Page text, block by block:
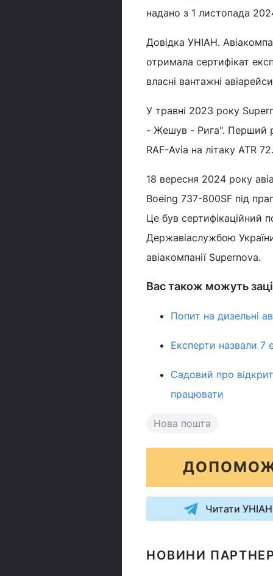
надано з 1 листопада
Довідка УНІАН.
отримала сертифікат
власні вантажні
У травні 2023 року
- Жешув - Рига". Перший
RAF-Avia на літаку ATR 72.
18 вересня 2024 року
Boeing 737-800SF під
Це був сертифікаційний
Державіаслужбою
авіакомпанії Supernova.
Вас також можуть
Попит на дизельні
Експерти назвали 7
Садовий про
працювати
Нова пошта
Читати
НОВИНИ